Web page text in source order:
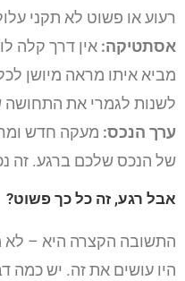
רעוע או פשוט לא תקני
אסתטיקה: אין דרך קלה
מביא איתו מראה מיושן
לשנות לגמרי את התחושה
ערך הנכס: מעקה חדש
של הנכס שלכם ברגע. זה
אבל רגע, זה כל כך פשוט?
התשובה הקצרה היא – לא
היו עושים את זה. יש כמה